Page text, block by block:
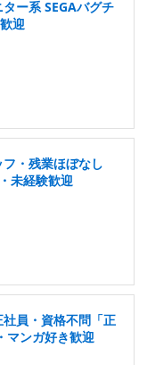
ー系 SEGAバグチ
迎
・残業ほぼなし
未経験歓迎
員・資格不問「正
マンガ好き歓迎